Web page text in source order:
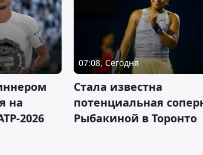
на
2026
07:08, Сегодня
Cтала известна
потенциальная
Рыбакиной в Торонто